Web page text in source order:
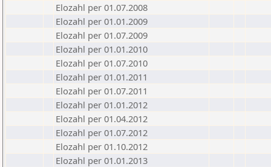
Elozahl per 01.07.2008
Elozahl per 01.01.2009
Elozahl per 01.07.2009
Elozahl per 01.01.2010
Elozahl per 01.07.2010
Elozahl per 01.01.2011
Elozahl per 01.07.2011
Elozahl per 01.01.2012
Elozahl per 01.04.2012
Elozahl per 01.07.2012
Elozahl per 01.10.2012
Elozahl per 01.01.2013